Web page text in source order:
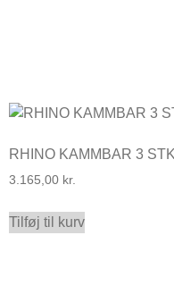
RHINO KAMMBAR 3 STK
3.165,00 kr.
Tilføj til kurv